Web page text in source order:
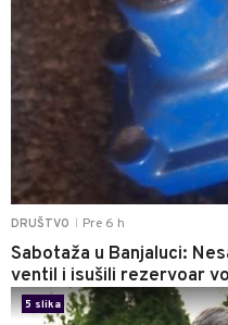
DRUŠTVO Pre 6 h
Sabotaža u Banjaluci:
ventil i isušili rezervoar
5 slika